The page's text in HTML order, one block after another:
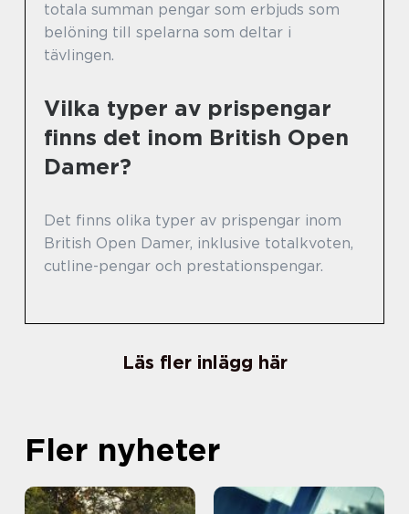
totala summan pengar som erbjuds som
belöning till spelarna som deltar i
tävlingen.
Vilka typer av prispengar
finns det inom British Open
Damer?
Det finns olika typer av prispengar inom
British Open Damer, inklusive totalkvoten,
cutline-pengar och prestationspengar.
Läs fler inlägg här
Fler nyheter